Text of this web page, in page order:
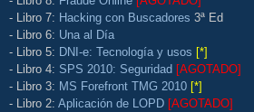
- Libro 7: Hacking con Buscadores 3ª Ed
- Libro 6: Una al Día
- Libro 5: DNI-e: Tecnología y usos [*]
- Libro 4: SPS 2010: Seguridad [AGOTADO]
- Libro 3: MS Forefront TMG 2010 [*]
- Libro 2: Aplicación de LOPD [AGOTADO]